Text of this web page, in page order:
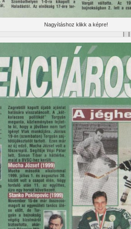
Nagyí­táshoz klikk a képre!